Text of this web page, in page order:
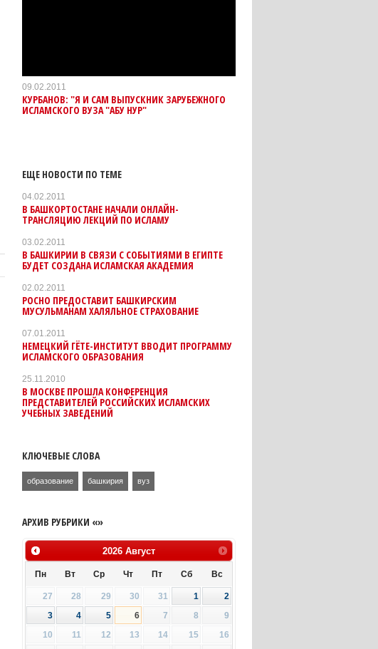
09.02.2011
КУРБАНОВ: "Я И САМ ВЫПУСКНИК ЗАРУБЕЖНОГО
ИСЛАМСКОГО ВУЗА "АБУ НУР"
ЕЩЕ НОВОСТИ ПО ТЕМЕ
04.02.2011
В БАШКОРТОСТАНЕ НАЧАЛИ ОНЛАЙН-
ТРАНСЛЯЦИЮ ЛЕКЦИЙ ПО ИСЛАМУ
03.02.2011
В БАШКИРИИ В СВЯЗИ С СОБЫТИЯМИ В ЕГИПТЕ
БУДЕТ СОЗДАНА ИСЛАМСКАЯ АКАДЕМИЯ
02.02.2011
РОСНО ПРЕДОСТАВИТ БАШКИРСКИМ
МУСУЛЬМАНАМ ХАЛЯЛЬНОЕ СТРАХОВАНИЕ
07.01.2011
НЕМЕЦКИЙ ГЁТЕ-ИНСТИТУТ ВВОДИТ ПРОГРАММУ
ИСЛАМСКОГО ОБРАЗОВАНИЯ
25.11.2010
В МОСКВЕ ПРОШЛА КОНФЕРЕНЦИЯ
ПРЕДСТАВИТЕЛЕЙ РОССИЙСКИХ ИСЛАМСКИХ
УЧЕБНЫХ ЗАВЕДЕНИЙ
КЛЮЧЕВЫЕ СЛОВА
образование башкирия вуз
АРХИВ РУБРИКИ «»
2026 Август
Пн Вт Ср Чт Пт Сб Вс
27 28 29 30 31 1
2
3
4 5 6 7 8
9
10
11 12 13 14 15
16